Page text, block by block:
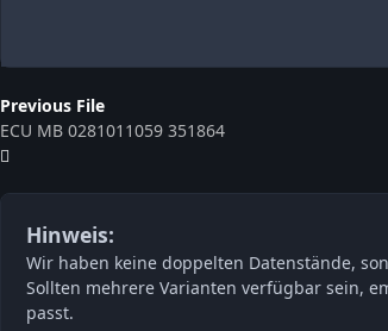
Previous File
ECU MB 0281011059 351864
Hinweis:
Wir haben keine doppelten Datenstände,
Sollten mehrere Varianten verfügbar sein,
passt.